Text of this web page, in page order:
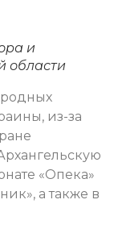
и
области
из-за
«Опека»
а также в